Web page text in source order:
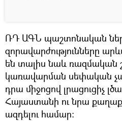
ՌԴ ԱԳՆ պաշտոնական
զորավարժությունները
են տալիս նաև ռազմական
կառավարման սեփական
դրա միջոցով լրացուցիչ
Հայաստանի ու նրա
ազդելու համար։